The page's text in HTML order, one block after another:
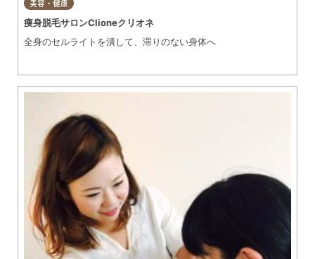
美容・健康
痩身脱毛サロンClioneクリオネ
全身のセルライトを潰して、滞りのない身体へ